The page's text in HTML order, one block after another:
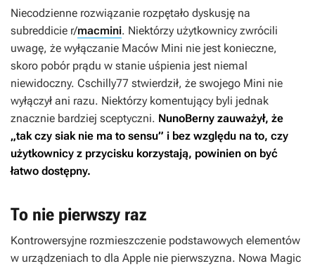
Niecodzienne rozwiązanie rozpętało dyskusję na
subreddicie r/macmini. Niektórzy użytkownicy zwrócili
uwagę, że wyłączanie Maców Mini nie jest konieczne,
skoro pobór prądu w stanie uśpienia jest niemal
niewidoczny. Cschilly77 stwierdził, że swojego Mini nie
wyłączył ani razu. Niektórzy komentujący byli jednak
znacznie bardziej sceptyczni. NunoBerny zauważył, że
„tak czy siak nie ma to sensu” i bez względu na to, czy
użytkownicy z przycisku korzystają, powinien on być
łatwo dostępny.
To nie pierwszy raz
Kontrowersyjne rozmieszczenie podstawowych elementów
w urządzeniach to dla Apple nie pierwszyzna. Nowa Magic